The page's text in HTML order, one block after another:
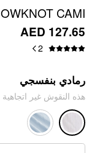
CAMI
SHORTS SET
AED 127.65
2
رمادي بنفسجي
هذه النقوش غير